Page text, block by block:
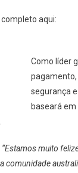
aqui:
Como líder
segurança
baseará
“Estamos muito